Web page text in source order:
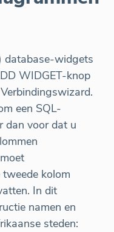
database-widgets
WIDGET-knop
een SQL-
dan voor dat u
kolom
In dit
namen en
steden: